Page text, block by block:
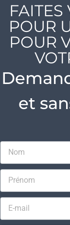
POUR
POUR
et